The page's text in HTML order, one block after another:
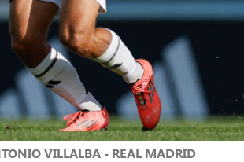
VILLALBA - REAL MADRID